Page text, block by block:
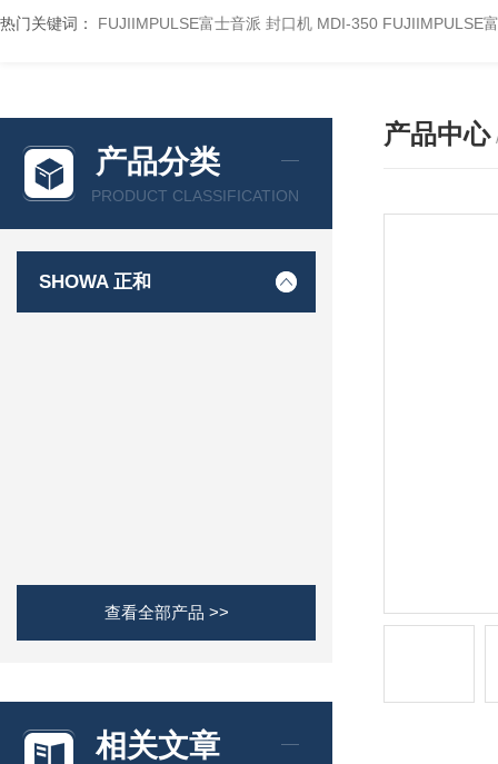
热门关键词： FUJIIMPULSE富士音派 封口机 MDI-350 FUJIIMPULSE
产品分类
PRODUCT CLASSIFICATION
SHOWA 正和
查看全部产品 >>
相关文章
产品中心